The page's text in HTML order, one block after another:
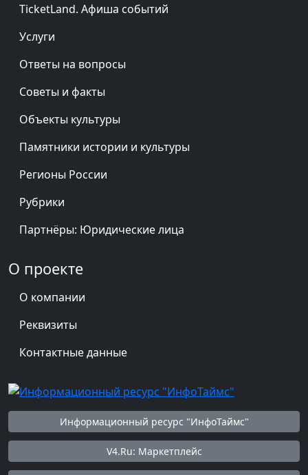
TicketLand. Афиша событий
Услуги
Ответы на вопросы
Советы и факты
Объекты культуры
Памятники истории и культуры
Регионы России
Рубрики
Партнёры: Юридические лица
О проекте
О компании
Реквизиты
Контактные данные
Информационный ресурс "ИнфоТаймс"
V4.Ru: Маркетплейс